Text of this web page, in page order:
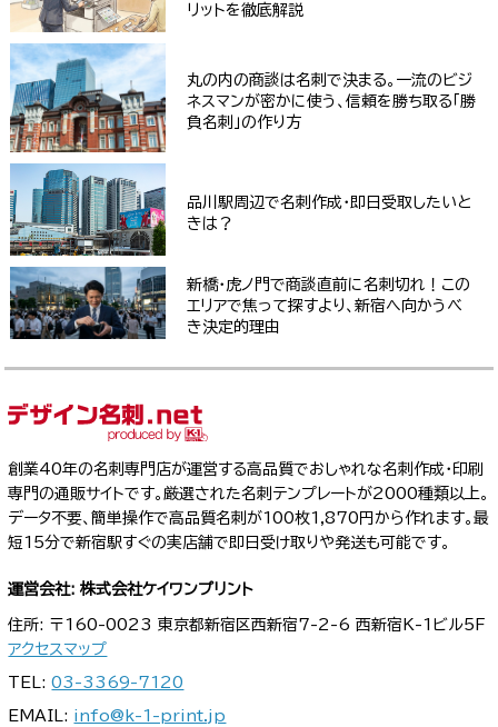
リットを徹底解説
丸の内の商談は名刺で決まる。一流のビジ
ネスマンが密かに使う、信頼を勝ち取る「勝
負名刺」の作り方
品川駅周辺で名刺作成・即日受取したいと
きは？
新橋・虎ノ門で商談直前に名刺切れ！この
エリアで焦って探すより、新宿へ向かうべ
き決定的理由
創業40年の名刺専門店が運営する高品質でおしゃれな名刺作成・印刷
専門の通販サイトです。厳選された名刺テンプレートが2000種類以上。
データ不要、簡単操作で高品質名刺が100枚1,870円から作れます。最
短15分で新宿駅すぐの実店舗で即日受け取りや発送も可能です。
運営会社: 株式会社ケイワンプリント
住所: 〒160-0023 東京都新宿区西新宿7-2-6 西新宿K-1ビル5F
アクセスマップ
TEL:03-3369-7120
EMAIL: info@k-1-print.jp